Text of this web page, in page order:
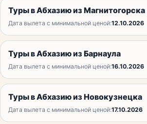
Туры в Абхазию из Магнитогорска
Дата вылета с минимальной ценой:12.10.2026
Туры в Абхазию из Барнаула
Дата вылета с минимальной ценой:16.10.2026
Туры в Абхазию из Новокузнецка
Дата вылета с минимальной ценой:17.10.2026